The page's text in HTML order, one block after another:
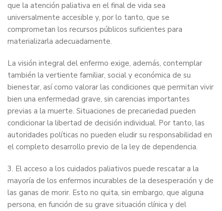
que la atención paliativa en el final de vida sea
universalmente accesible y, por lo tanto, que se
comprometan los recursos públicos suficientes para
materializarla adecuadamente.
La visión integral del enfermo exige, además, contemplar
también la vertiente familiar, social y económica de su
bienestar, así como valorar las condiciones que permitan vivir
bien una enfermedad grave, sin carencias importantes
previas a la muerte. Situaciones de precariedad pueden
condicionar la libertad de decisión individual. Por tanto, las
autoridades políticas no pueden eludir su responsabilidad en
el completo desarrollo previo de la ley de dependencia.
3. El acceso a los cuidados paliativos puede rescatar a la
mayoría de los enfermos incurables de la desesperación y de
las ganas de morir. Esto no quita, sin embargo, que alguna
persona, en función de su grave situación clínica y del